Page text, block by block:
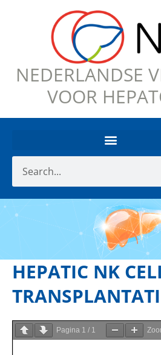
NEDERLANDSE
VOOR
HEPATIC NK
Pagina 1 / 1